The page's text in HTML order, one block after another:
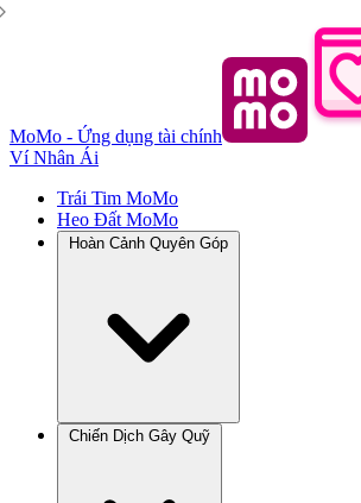
MoMo - Ứng dụng tài chính
Ví Nhân Ái
Trái Tim MoMo
Heo Đất MoMo
Hoàn Cảnh Quyên Góp
Chiến Dịch Gây Quỹ